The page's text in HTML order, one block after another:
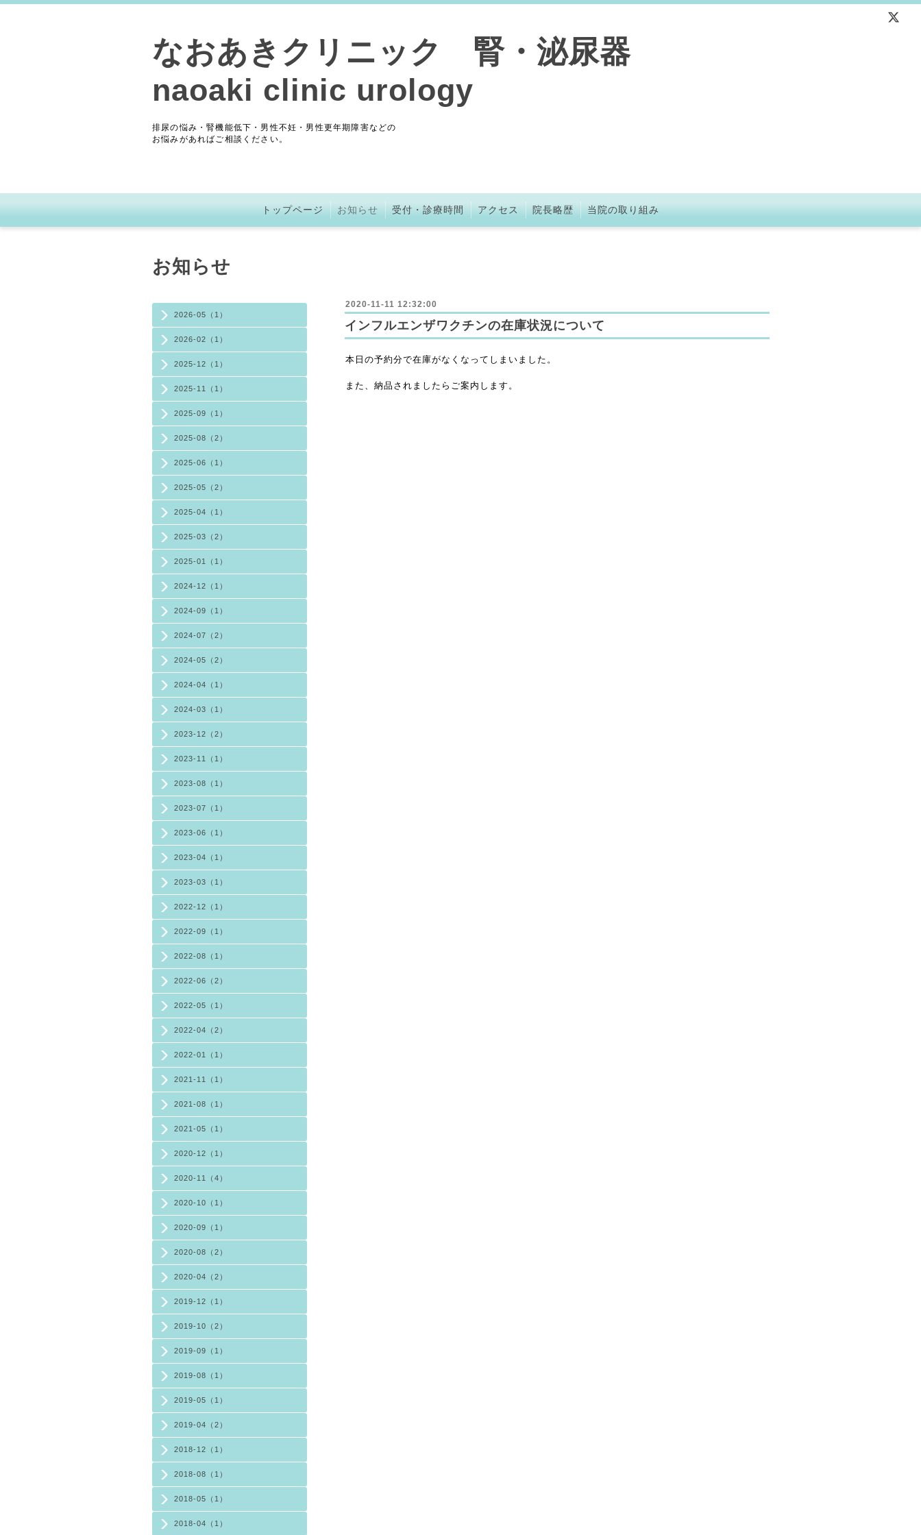
なおあきクリニック 腎・泌尿器
naoaki clinic urology
排尿の悩み・腎機能低下・男性不妊・男性更年期障害などの
お悩みがあればご相談ください。
トップページ お知らせ 受付・診療時間 アクセス 院長略歴 当院の取り組み
2026-05（1）
2026-02（1）
2025-12（1）
2025-11（1）
2025-09（1）
2025-08（2）
2025-06（1）
2025-05（2）
2025-04（1）
2025-03（2）
2025-01（1）
2024-12（1）
2024-09（1）
2024-07（2）
2024-05（2）
2024-04（1）
2024-03（1）
2023-12（2）
2023-11（1）
2023-08（1）
2023-07（1）
2023-06（1）
2023-04（1）
2023-03（1）
2022-12（1）
2022-09（1）
2022-08（1）
2022-06（2）
2022-05（1）
2022-04（2）
2022-01（1）
2021-11（1）
2021-08（1）
2021-05（1）
2020-12（1）
2020-11（4）
2020-10（1）
2020-09（1）
2020-08（2）
2020-04（2）
2019-12（1）
2019-10（2）
2019-09（1）
2019-08（1）
2019-05（1）
2019-04（2）
2018-12（1）
2018-08（1）
2018-05（1）
2018-04（1）
お知らせ
2020-11-11 12:32:00
インフルエンザワクチンの在庫状況について
本日の予約分で在庫がなくなってしまいました。
また、納品されましたらご案内します。